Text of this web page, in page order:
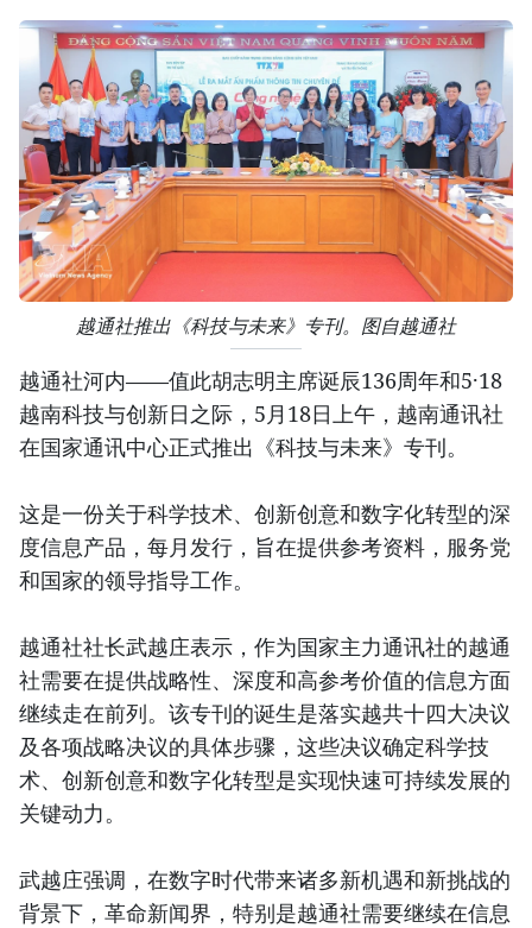
越通社推出《科技与未来》专刊。图自越通社
越通社河内——值此胡志明主席诞辰136周年和5·18
越南科技与创新日之际，5月18日上午，越南通讯社
在国家通讯中心正式推出《科技与未来》专刊。
这是一份关于科学技术、创新创意和数字化转型的深
度信息产品，每月发行，旨在提供参考资料，服务党
和国家的领导指导工作。
越通社社长武越庄表示，作为国家主力通讯社的越通
社需要在提供战略性、深度和高参考价值的信息方面
继续走在前列。该专刊的诞生是落实越共十四大决议
及各项战略决议的具体步骤，这些决议确定科学技
术、创新创意和数字化转型是实现快速可持续发展的
关键动力。
武越庄强调，在数字时代带来诸多新机遇和新挑战的
背景下，革命新闻界，特别是越通社需要继续在信息